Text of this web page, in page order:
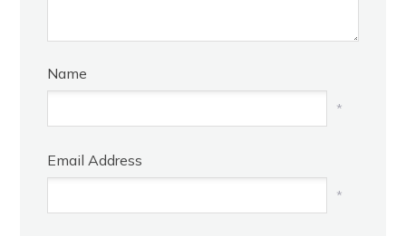
Name
*
Email Address
*